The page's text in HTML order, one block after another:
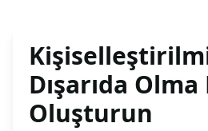
Dışarıda Olma
Oluşturun